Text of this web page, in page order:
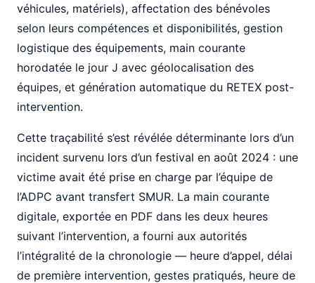
véhicules, matériels), affectation des bénévoles
selon leurs compétences et disponibilités, gestion
logistique des équipements, main courante
horodatée le jour J avec géolocalisation des
équipes, et génération automatique du RETEX post-
intervention.
Cette traçabilité s’est révélée déterminante lors d’un
incident survenu lors d’un festival en août 2024 : une
victime avait été prise en charge par l’équipe de
l’ADPC avant transfert SMUR. La main courante
digitale, exportée en PDF dans les deux heures
suivant l’intervention, a fourni aux autorités
l’intégralité de la chronologie — heure d’appel, délai
de première intervention, gestes pratiqués, heure de